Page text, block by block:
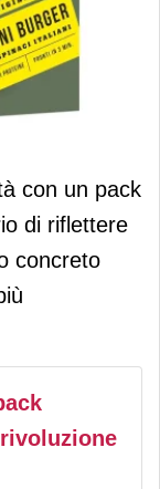
nuovo
con un pack
di riflettere
concreto